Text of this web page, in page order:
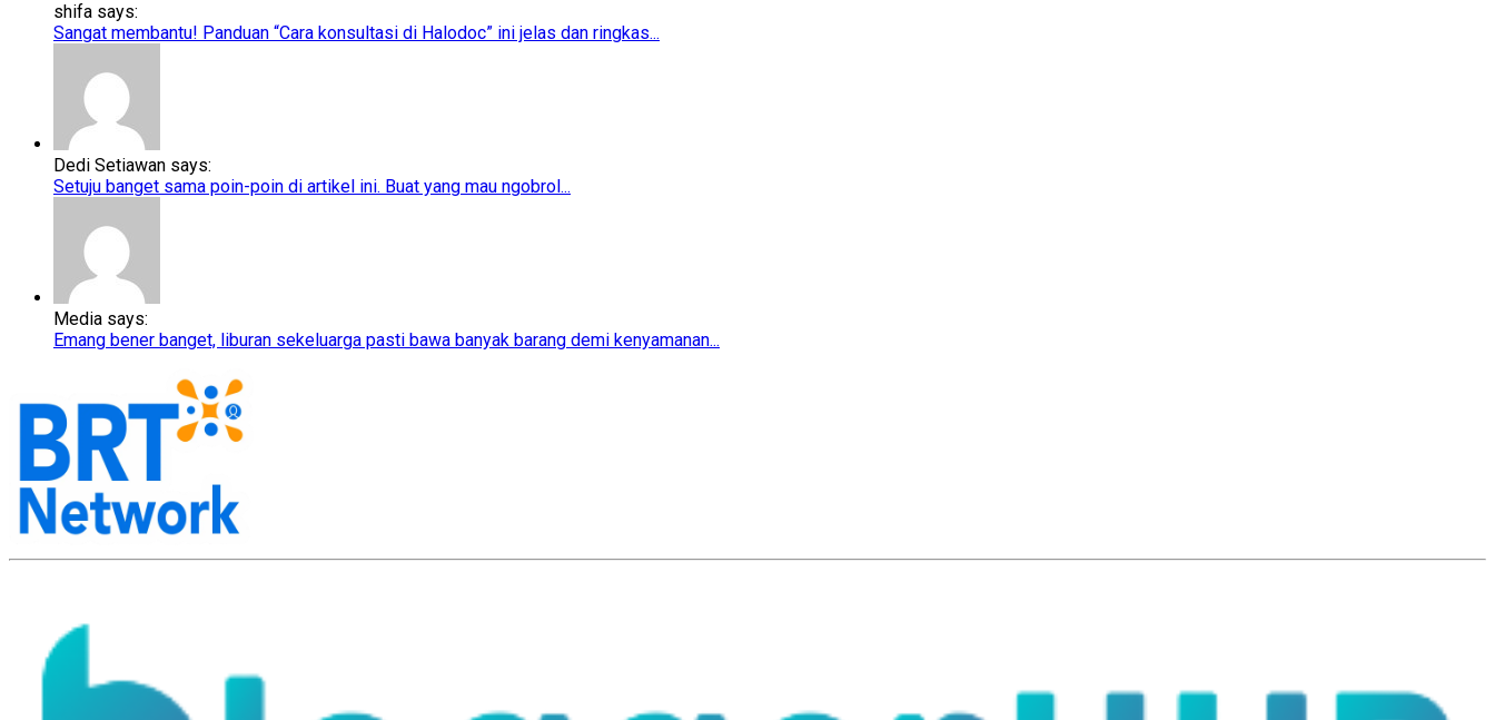
shifa says:
Sangat membantu! Panduan “Cara konsultasi di Halodoc” ini jelas dan ringkas...
Dedi Setiawan says:
Setuju banget sama poin-poin di artikel ini. Buat yang mau ngobrol...
Media says:
Emang bener banget, liburan sekeluarga pasti bawa banyak barang demi kenyamanan...